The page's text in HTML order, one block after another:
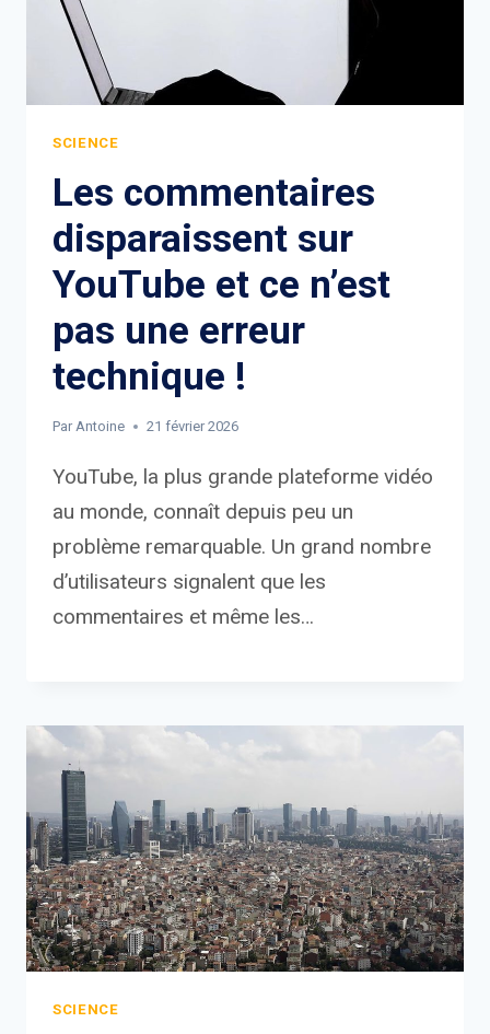
SCIENCE
Les commentaires
disparaissent sur
YouTube et ce n’est
pas une erreur
technique !
Par Antoine 21 février 2026
YouTube, la plus grande plateforme vidéo
au monde, connaît depuis peu un
problème remarquable. Un grand nombre
d’utilisateurs signalent que les
commentaires et même les…
SCIENCE